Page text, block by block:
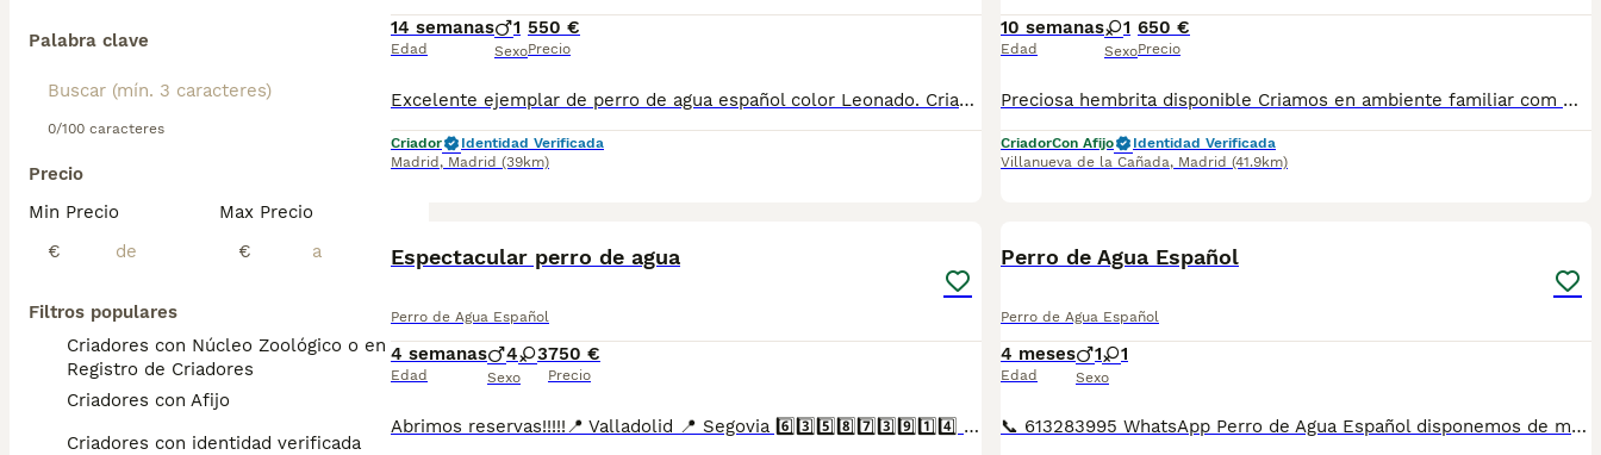
Palabra clave
0/100 caracteres
Precio
Min Precio
€
Max Precio
€
Filtros populares
Criadores con Núcleo Zoológico o en el
Registro de Criadores
Criadores con Afijo
Criadores con identidad verificada
14 semanas
Edad
1
Sexo
550 €
Precio
Excelente ejemplar de perro de agua español color Leonado. Criado en ambiente familiar, relacionándose con personas y otros perritos desde el momento de su nacimiento. El cachorro se entrega vacunado, desparasitado, con garantía sanitaria de un año por escrito y posibilidad de microchip. Inmejorable calidad de pelo, morfología y carácter. Si estáis buscando ampliar la familia aquí tenéis al mejor de los candidatos.
Criador
Identidad Verificada
Madrid , Madrid (39km)
10 semanas
Edad
1
Sexo
650 €
Precio
Preciosa hembrita disponible Criamos en ambiente familiar com mucho cariño Por cancelación de ultima hora vuelve a estar disponible Se entrega con dos vacunas, cartilla de vacunación y desparasitaciones y revisión veterinaria Es una auténtica preciosidad No dejes pasar la oportunidad de conocerla Infórmate 665955400 envio contrareembolso Pasaporte y chip pago aparte
CriadorCon Afijo
Identidad Verificada
Villanueva de la Cañada, Madrid (41.9km)
Espectacular perro de agua
Perro de Agua Español
4 semanas
Edad
4 3
Sexo
750 €
Precio
Abrimos reservas!!!!!📍 Valladolid 📍 Segovia 6️⃣3️⃣5️⃣8️⃣7️⃣3️⃣9️⃣1️⃣4️⃣ Disponemos de una nueva camada de perros de agua Disponible machos y hembras Algunos rabones de nacimiento Padres con buena morfologia y caracter Sociabilizados desde el primer momento No dan alergia No sueltan pelo Se entrega con dos meses, dos vacunas, cartilla de vacunación Desparasitaciones Revisión veterinaria Garantías por escrito Posibilidad de chip y pasaporte Posibilidad de transporte 🚗 contrareembolso con chofer de confianza Infórmate sin compromiso ☎️ 34 635 87 39 14
Perro de Agua Español
Perro de Agua Español
4 meses
Edad
1 1
Sexo
📞 613283995 WhatsApp Perro de Agua Español disponemos de machos y de hembras de color chocolate Entregamos nuestros pequeños cachorritos con todas las garantías y cuidados necesarios , disponemos de núcleo zoológico para crianza y venta de nuestros cachorros . ✅Desparasitaciones y vacunas correspondientes a su edad . ✅Cartilla de vacunación . ✅Revisiones veterinarias . ✅Garantías víricas de 15 días . ✅Garantías genéticas de un año . Seriedad , confianza y bienestar animal son nuestra prioridad . También ofrecemos transporte propio para nuestros pequeños cachorros a toda la península , el pago lo podéis hacer contra reembolso . (con coste adicional) . Mandamos a toda España . Disponemos de varias razas Si no esta la raza que queréis llámanos , intentaremos encontrártela , trabajamos con los mejores criadores de España .